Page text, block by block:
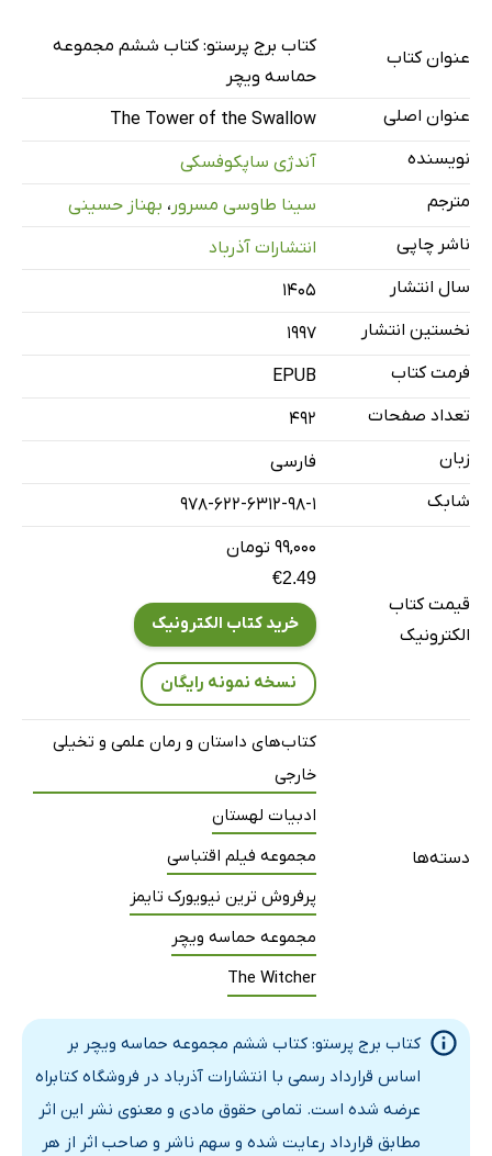
عنوان کتاب
کتاب برج پرستو: کتاب ششم مجموعه
حماسه ویچر
عنوان اصلی
The Tower of the Swallow
نویسنده
آندژی ساپکوفسکی
مترجم
سینا طاوسی مسرور ، بهناز حسینی
ناشر چاپی
انتشارات آذرباد
سال انتشار
۱۴۰۵
نخستین انتشار
1997
فرمت کتاب
EPUB
تعداد صفحات
492
زبان
فارسی
شابک
978-622-6312-98-1
قیمت کتاب
الکترونیک
۹۹,۰۰۰ تومان
€2.49
خرید کتاب الکترونیک
نسخه نمونه رایگان
دسته‌ها
کتاب‌های داستان و رمان علمی و تخیلی
خارجی
ادبیات لهستان
مجموعه فیلم اقتباسی
پرفروش ترین نیویورک تایمز
مجموعه حماسه ویچر
The Witcher
کتاب برج پرستو: کتاب ششم مجموعه حماسه ویچر بر
اساس قرارداد رسمی با انتشارات آذرباد در فروشگاه کتابراه
عرضه شده است. تمامی حقوق مادی و معنوی نشر این اثر
مطابق قرارداد رعایت شده و سهم ناشر و صاحب اثر از هر